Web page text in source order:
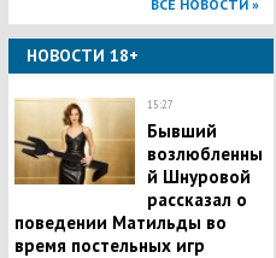
ВСЕ НОВОСТИ »
НОВОСТИ 18+
15:27
Бывший
возлюбленны
й Шнуровой
рассказал о
поведении Матильды во
время постельных игр